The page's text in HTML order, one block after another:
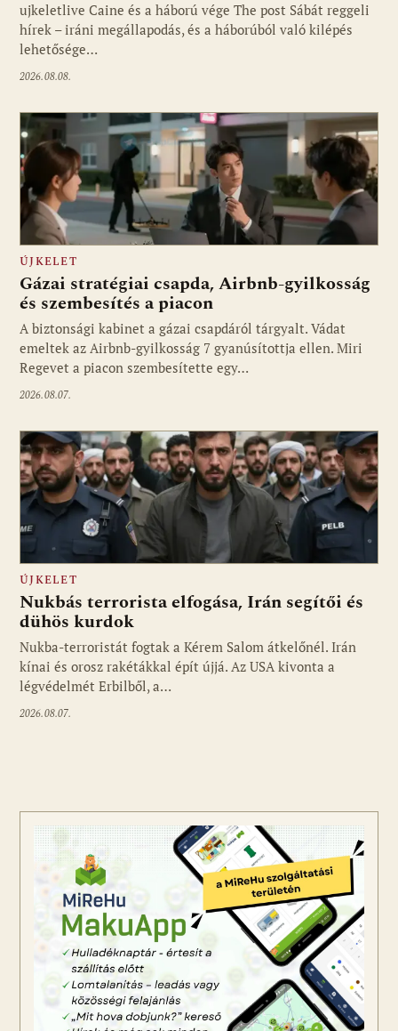
Fotó: ujkelet.live
ujkeletlive Caine és a háború vége The post Sábát reggeli
hírek – iráni megállapodás, és a háborúból való kilépés
lehetősége…
2026.08.08.
ÚJKELET
Gázai stratégiai csapda, Airbnb-gyilkosság
és szembesítés a piacon
A biztonsági kabinet a gázai csapdáról tárgyalt. Vádat
emeltek az Airbnb-gyilkosság 7 gyanúsítottja ellen. Miri
Regevet a piacon szembesítette egy…
2026.08.07.
ÚJKELET
Nukbás terrorista elfogása, Irán segítői és
dühös kurdok
Nukba-terroristát fogtak a Kérem Salom átkelőnél. Irán
kínai és orosz rakétákkal épít újjá. Az USA kivonta a
légvédelmét Erbilből, a…
2026.08.07.